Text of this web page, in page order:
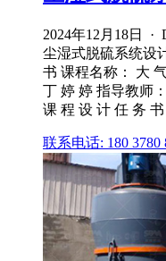
2024年12月18日 ·
尘湿式脱硫系统设
书 课程名称： 大
丁 婷 婷 指导教师
课 程 设 计 任 务
联系电话: 180 3780